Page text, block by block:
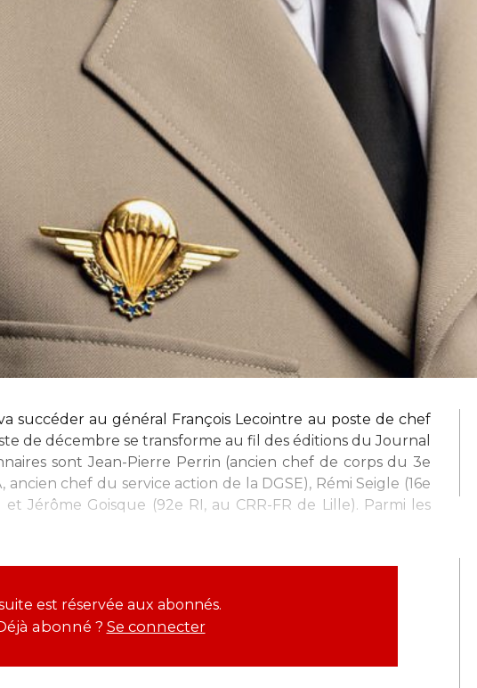
succéder au général François Lecointre au poste de chef
de décembre se transforme au fil des éditions du Journal
sont Jean-Pierre Perrin (ancien chef de corps du 3e
ancien chef du service action de la DGSE), Rémi Seigle (16e
Jérôme Goisque (92e RI, au CRR-FR de Lille). Parmi les
est réservée aux abonnés.
abonné ? Se connecter